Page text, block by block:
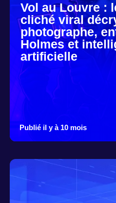
Vol au Louvre :
cliché viral
photographe,
Holmes et
artificielle
Publié il y à 10 mois